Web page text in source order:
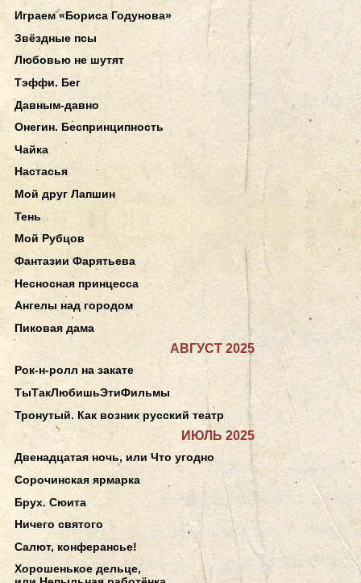
Играем «Бориса Годунова»
Звёздные псы
Любовью не шутят
Тэффи. Бег
Давным-давно
Онегин. Беспринципность
Чайка
Настасья
Мой друг Лапшин
Тень
Мой Рубцов
Фантазии Фарятьева
Несносная принцесса
Ангелы над городом
Пиковая дама
АВГУСТ 2025
Рок-н-ролл на закате
ТыТакЛюбишьЭтиФильмы
Тронутый. Как возник русский театр
ИЮЛЬ 2025
Двенадцатая ночь, или Что угодно
Сорочинская ярмарка
Брух. Сюита
Ничего святого
Салют, конферансье!
Хорошенькое дельце,